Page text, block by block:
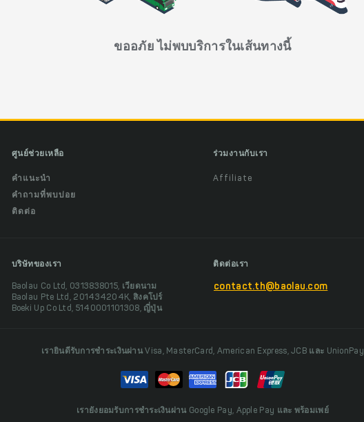
ขออภัย ไม่พบบริการในเส้นทางนี้
ศูนย์ช่วยเหลือ
คำแนะนำ
คำถามที่พบบ่อย
ติดต่อ
ร่วมงานกับเรา
Affiliate
บริษัทของเรา
Baolau Co Ltd, 0313838015, เวียดนาม
Baolau Pte Ltd, 201434204K, สิงคโปร์
Boeki Up Co Ltd, 5140001101308, ญี่ปุ่น
ติดต่อเรา
contact.th@baolau.com
เรายินดีรับการชำระเงินผ่าน Visa, MasterCard, American Express, JCB และ UnionPay
เรายังยอมรับการชำระเงินผ่าน Google Pay, Apple Pay และ พร้อมเพย์